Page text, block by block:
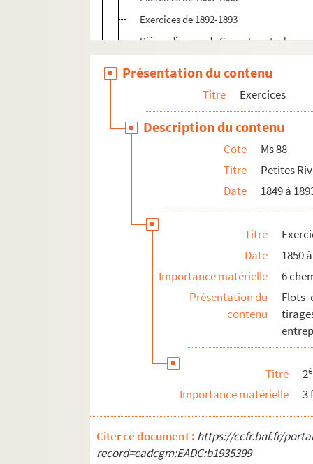
Exercices de 1892-1893
Pièces diverses de Cagnat contre le
Ms 89. Canal du Nivernais : de 1822 à
Ms 91. Divers cahiers
Ms 92. Bois et forêt
Ms 93. Succession de Jean Cagnat
Ms 94. Les Moulins de Clamecy et ses
Ms 95. Doubles 1 : affiches du flottage
Ms 95. Doubles 2 : Règlement pour la
Ms 95. Doubles 3 : Résumé pour la
Ms 97. Papiers pré-imprimés vierges
Présentation du contenu
Titre Exercices
Description du contenu
Cote
Ms 88
Titre
Petites
Date
1849 à
Titre
Date
1850
Importance matérielle
6
Présentation du
contenu
Flots
Titre 2
Importance matérielle 3
Citer ce document : https://ccfr.bnf.fr/
record=eadcgm:EADC:b1935399